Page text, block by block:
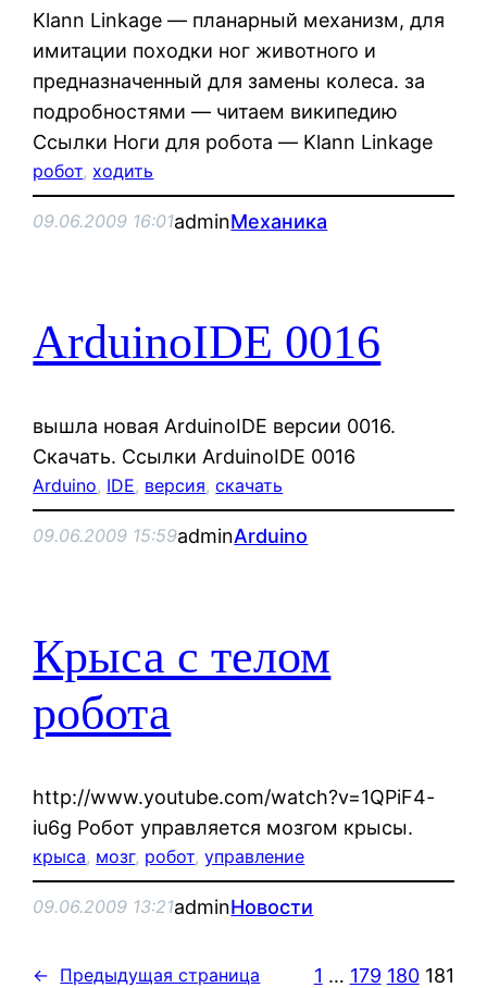
Klann Linkage — планарный механизм, для
имитации походки ног животного и
предназначенный для замены колеса. за
подробностями — читаем википедию
Ссылки Ноги для робота — Klann Linkage
робот, ходить
09.06.2009 16:01adminМеханика
ArduinoIDE 0016
вышла новая ArduinoIDE версии 0016.
Cкачать. Ссылки ArduinoIDE 0016
Arduino, IDE, версия, скачать
09.06.2009 15:59adminArduino
Крыса с телом
робота
http://www.youtube.com/watch?v=1QPiF4-
iu6g Робот управляется мозгом крысы.
крыса, мозг, робот, управление
09.06.2009 13:21adminНовости
← Предыдущая страница 1 … 179 180 181